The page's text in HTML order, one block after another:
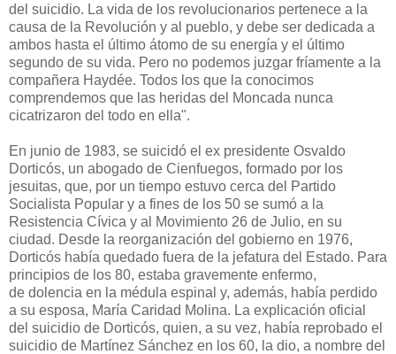
del suicidio. La vida de los revolucionarios pertenece a la
causa de la Revolución y al pueblo, y debe ser dedicada a
ambos hasta el último átomo de su energía y el último
segundo de su vida. Pero no podemos juzgar fríamente a la
compañera Haydée. Todos los que la conocimos
comprendemos que las heridas del Moncada nunca
cicatrizaron del todo en ella".
En junio de 1983, se suicidó el ex presidente Osvaldo
Dorticós, un abogado de Cienfuegos, formado por los
jesuitas, que, por un tiempo estuvo cerca del Partido
Socialista Popular y a fines de los 50 se sumó a la
Resistencia Cívica y al Movimiento 26 de Julio, en su
ciudad. Desde la reorganización del gobierno en 1976,
Dorticós había quedado fuera de la jefatura del Estado. Para
principios de los 80, estaba gravemente enfermo,
de dolencia en la médula espinal y, además, había perdido
a su esposa, María Caridad Molina. La explicación oficial
del suicidio de Dorticós, quien, a su vez, había reprobado el
suicidio de Martínez Sánchez en los 60, la dio, a nombre del